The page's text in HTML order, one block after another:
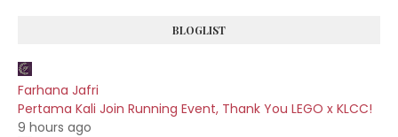
BLOGLIST
Farhana Jafri
Pertama Kali Join Running Event, Thank You LEGO x KLCC!
9 hours ago